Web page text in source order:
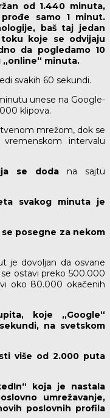
od 1.440 minuta,
samo 1 minut.
baš taj jedan
koje se odvijaju
da pogledamo 10
minuta.
svakih 60 sekundi.
unese na Google-
klipova.
mrežom, dok se
intervalu
se doda na sajtu
svakog minuta je
posegne za nekom
je dovoljan da osvane
ostavi preko 500.000
oko 80.000 okačenih
koje „Google“
na svetskom
više od 2.000 puta
koja je nastala
umrežavanje,
poslovnih profila